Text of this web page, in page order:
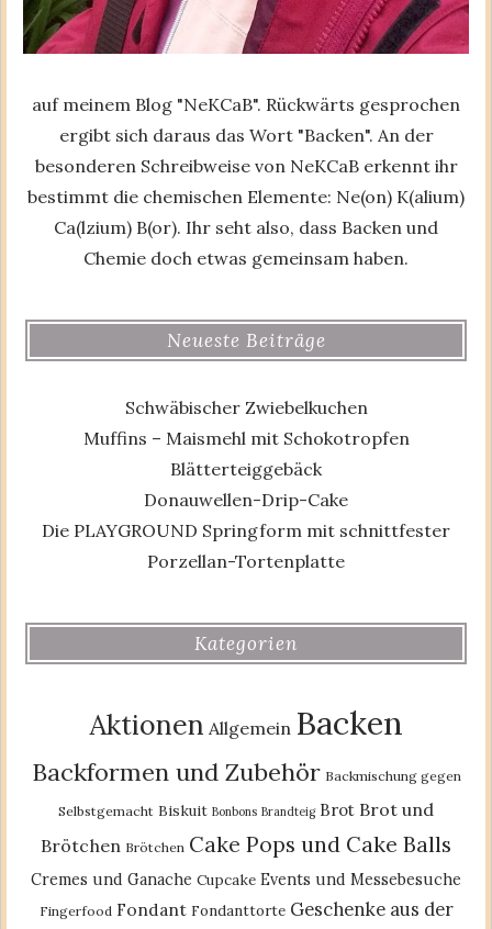
auf meinem Blog "NeKCaB". Rückwärts gesprochen
ergibt sich daraus das Wort "Backen". An der
besonderen Schreibweise von NeKCaB erkennt ihr
bestimmt die chemischen Elemente: Ne(on) K(alium)
Ca(lzium) B(or). Ihr seht also, dass Backen und
Chemie doch etwas gemeinsam haben.
Neueste Beiträge
Schwäbischer Zwiebelkuchen
Muffins – Maismehl mit Schokotropfen
Blätterteiggebäck
Donauwellen-Drip-Cake
Die PLAYGROUND Springform mit schnittfester
Porzellan-Tortenplatte
Kategorien
Aktionen Allgemein Backen
Backformen und Zubehör Backmischung gegen
Selbstgemacht Biskuit Bonbons Brandteig Brot Brot und
Brötchen Brötchen Cake Pops und Cake Balls
Cremes und Ganache Cupcake Events und Messebesuche
Fingerfood Fondant Fondanttorte Geschenke aus der